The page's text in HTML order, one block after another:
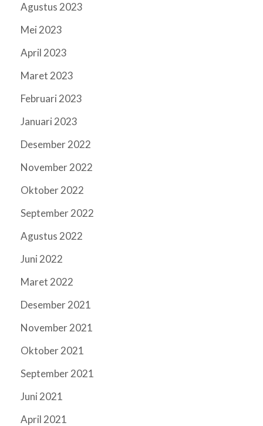
Agustus 2023
Mei 2023
April 2023
Maret 2023
Februari 2023
Januari 2023
Desember 2022
November 2022
Oktober 2022
September 2022
Agustus 2022
Juni 2022
Maret 2022
Desember 2021
November 2021
Oktober 2021
September 2021
Juni 2021
April 2021